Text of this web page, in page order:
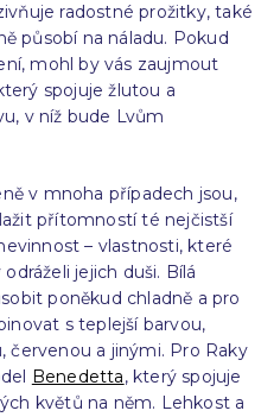
radostné prožitky, také
působí na náladu. Pokud
mohl by vás zaujmout
spojuje žlutou a
v níž bude Lvům
v mnoha případech jsou,
přítomností té nejčistší
– vlastnosti, které
jejich duši. Bílá
poněkud chladně a pro
s teplejší barvou,
červenou a jinými. Pro Raky
Benedetta, který spojuje
květů na něm. Lehkost a